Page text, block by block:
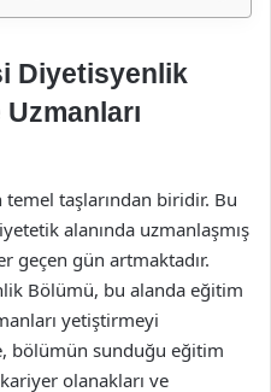
Diyetisyenlik
temel taşlarından biridir. Bu
alanında uzmanlaşmış
geçen gün artmaktadır.
Bölümü, bu alanda eğitim
yetiştirmeyi
bölümün sunduğu eğitim
olanakları ve